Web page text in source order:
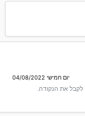
יום חמישי 04/08/2022
את הנקודה.